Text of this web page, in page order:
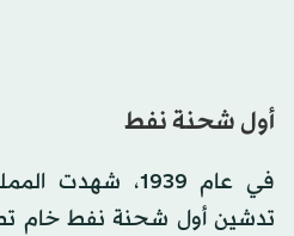
أول شحنة نفط
في عام 1939،
تدشين أول شحنة نفط خام